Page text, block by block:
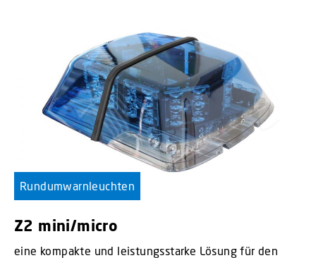
Rundumwarnleuchten
Z2 mini/micro
eine kompakte und leistungsstarke Lösung für den